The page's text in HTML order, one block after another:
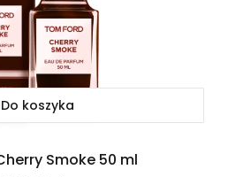
Do koszyka
Smoke 50 ml